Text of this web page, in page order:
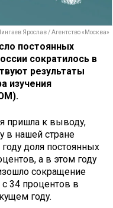
Ярослав / Агентство «Москва»
постоянных
сократилось в
результаты
изучения
пришла к выводу,
в нашей стране
доля постоянных
а в этом году
сокращение
34 процентов в
году.